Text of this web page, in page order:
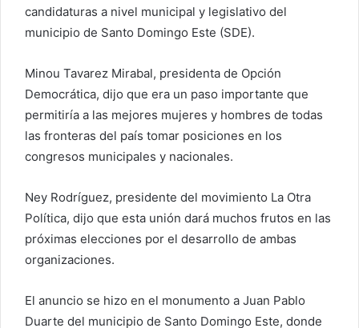
candidaturas a nivel municipal y legislativo del
municipio de Santo Domingo Este (SDE).
Minou Tavarez Mirabal, presidenta de Opción
Democrática, dijo que era un paso importante que
permitiría a las mejores mujeres y hombres de todas
las fronteras del país tomar posiciones en los
congresos municipales y nacionales.
Ney Rodríguez, presidente del movimiento La Otra
Política, dijo que esta unión dará muchos frutos en las
próximas elecciones por el desarrollo de ambas
organizaciones.
El anuncio se hizo en el monumento a Juan Pablo
Duarte del municipio de Santo Domingo Este, donde